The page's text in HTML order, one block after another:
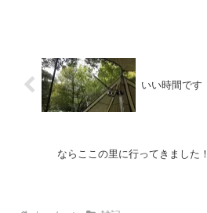
いい時間です
ならここの里に行ってきました！